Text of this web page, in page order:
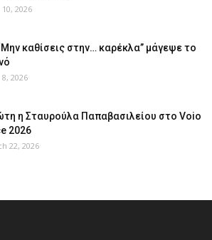
10, 2026
καθίσεις στην… καρέκλα” μάγεψε το
8, 2026
η Σταυρούλα Παπαβασιλείου στο Voio
2026
22, 2026